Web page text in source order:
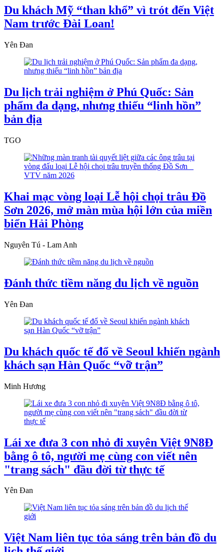
Du khách Mỹ “than khổ” vì trót đến Việt
Nam trước Đài Loan!
Yên Đan
Du lịch trải nghiệm ở Phú Quốc: Sản
phẩm đa dạng, nhưng thiếu “linh hồn”
bản địa
TGO
Khai mạc vòng loại Lễ hội chọi trâu Đồ
Sơn 2026, mở màn mùa hội lớn của miền
biển Hải Phòng
Nguyên Tú - Lam Anh
Đánh thức tiềm năng du lịch về nguồn
Yên Đan
Du khách quốc tế đổ về Seoul khiến ngành
khách sạn Hàn Quốc “vỡ trận”
Minh Hương
Lái xe đưa 3 con nhỏ đi xuyên Việt 9N8Đ
bằng ô tô, người mẹ cùng con viết nên
"trang sách" đầu đời từ thực tế
Yên Đan
Việt Nam liên tục tỏa sáng trên bản đồ du